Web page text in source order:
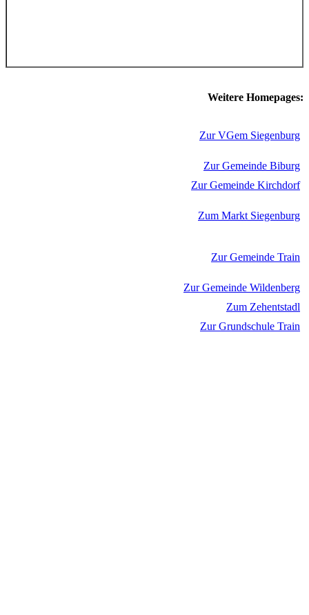
Weitere Homepages:
Zur VGem Siegenburg
Zur Gemeinde Biburg
Zur Gemeinde Kirchdorf
Zum Markt Siegenburg
Zur Gemeinde Train
Zur Gemeinde Wildenberg
Zum Zehentstadl
Zur Grundschule Train